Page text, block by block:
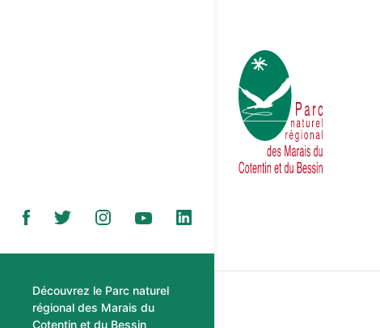
Découvrez le Parc naturel
régional des Marais du
Cotentin et du Bessin